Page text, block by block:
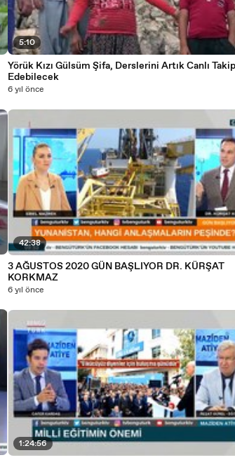
5:10
Yörük Kızı Gülsüm Şifa, Derslerini Artık Canlı Takip
Edebilecek
6 yıl önce
42:38
3 AĞUSTOS 2020 GÜN BAŞLIYOR DR. KÜRŞAT
KORKMAZ
6 yıl önce
1:24:56